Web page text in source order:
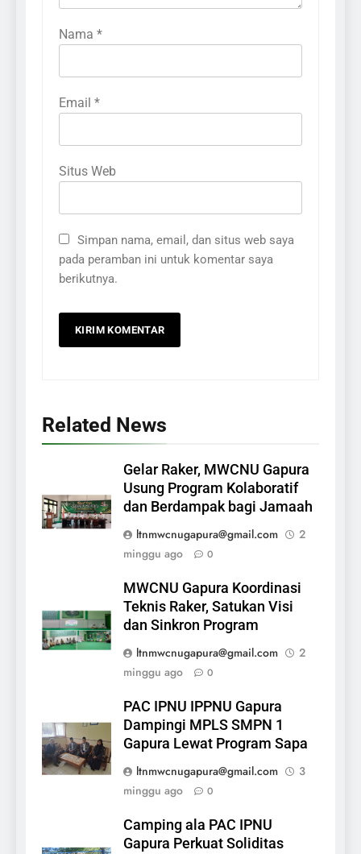
Nama *
Email *
Situs Web
Simpan nama, email, dan situs web saya
pada peramban ini untuk komentar saya
berikutnya.
Related News
Gelar Raker, MWCNU Gapura
Usung Program Kolaboratif
dan Berdampak bagi Jamaah
ltnmwcnugapura@gmail.com
2
minggu ago
0
MWCNU Gapura Koordinasi
Teknis Raker, Satukan Visi
dan Sinkron Program
ltnmwcnugapura@gmail.com
2
minggu ago
0
PAC IPNU IPPNU Gapura
Dampingi MPLS SMPN 1
Gapura Lewat Program Sapa
ltnmwcnugapura@gmail.com
3
minggu ago
0
Camping ala PAC IPNU
Gapura Perkuat Soliditas